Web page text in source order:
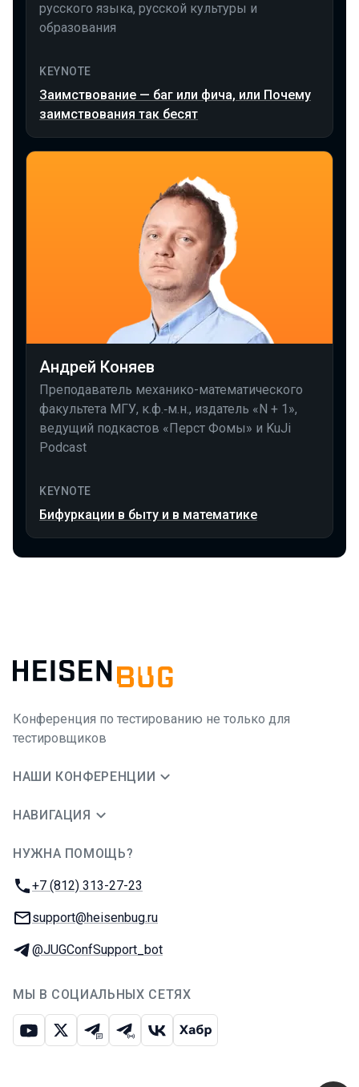
русского языка, русской культуры и
образования
KEYNOTE
Заимствование — баг или фича, или Почему
заимствования так бесят
Андрей Коняев
Преподаватель механико-математического
факультета МГУ, к.ф.‑м.н., издатель «N + 1»,
ведущий подкастов «Перст Фомы» и KuJi
Podcast
KEYNOTE
Бифуркации в быту и в математике
Конференция по тестированию не только для
тестировщиков
НАШИ КОНФЕРЕНЦИИ
НАВИГАЦИЯ
НУЖНА ПОМОЩЬ?
Телефон:
+7 (812) 313-27-23
E-mail:
support@heisenbug.ru
Телеграм:
@JUGConfSupport_bot
МЫ В СОЦИАЛЬНЫХ СЕТЯХ
ЮтубИкс Телеграм-чат
Телеграм-канал
ВКонтакте
Хабр